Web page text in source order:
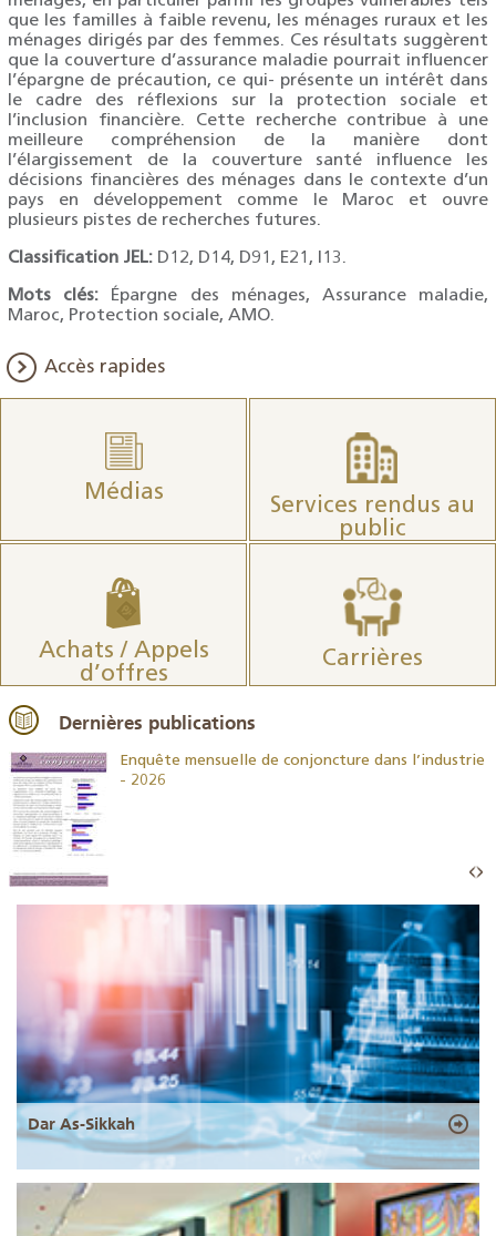
que les familles à faible revenu, les ménages ruraux et les
ménages dirigés par des femmes. Ces résultats suggèrent
que la couverture d’assurance maladie pourrait influencer
l’épargne de précaution, ce qui- présente un intérêt dans
le cadre des réflexions sur la protection sociale et
l’inclusion financière. Cette recherche contribue à une
meilleure compréhension de la manière dont
l’élargissement de la couverture santé influence les
décisions financières des ménages dans le contexte d’un
pays en développement comme le Maroc et ouvre
plusieurs pistes de recherches futures.
Classification JEL: D12, D14, D91, E21, I13.
Mots clés:
Épargne des ménages, Assurance maladie,
Maroc, Protection sociale, AMO.
Accès rapides
Médias
Services rendus au
public
Achats / Appels
d’offres
Carrières
Dernières publications
Enquête mensuelle de conjoncture dans l’industrie
- 2026
Dar As-Sikkah